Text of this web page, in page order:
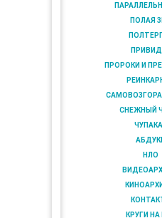
ПОЛАЯ
ПРОРОКИ И
СНЕЖНЫЙ
НЛО
КРУГИ